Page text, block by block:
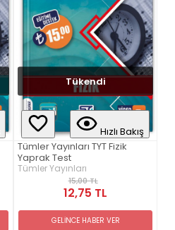
Tükendi
Hızlı Bakış
Tümler Yayınları TYT Fizik
Yaprak Test
Tümler Yayınları
15,00 TL
12,75 TL
GELİNCE HABER VER